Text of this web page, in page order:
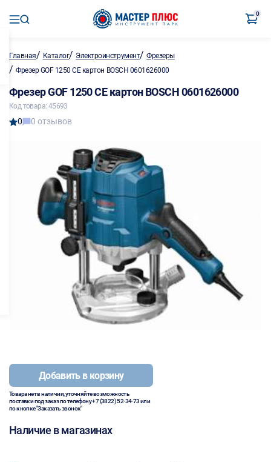
0
Главная/ Каталог/ Электроинструмент/Фрезеры
/ Фрезер GOF 1250 CE картон BOSCH 0601626000
Фрезер GOF 1250 CE картон BOSCH 0601626000
Код товара: 45693
0 0 отзывов
Добавить в корзину
Товара нет в наличии, уточняйте возможность
поставки под заказ по телефону+7 (3822) 52-34-73или
по кнопке "Заказать звонок"
Наличие в магазинах